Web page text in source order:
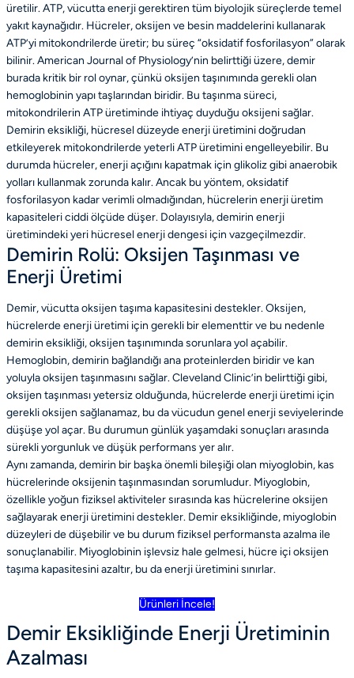
üretilir. ATP, vücutta enerji gerektiren tüm biyolojik süreçlerde temel
yakıt kaynağıdır. Hücreler, oksijen ve besin maddelerini kullanarak
ATP’yi mitokondrilerde üretir; bu süreç “oksidatif fosforilasyon” olarak
bilinir. American Journal of Physiology’nin belirttiği üzere, demir
burada kritik bir rol oynar, çünkü oksijen taşınımında gerekli olan
hemoglobinin yapı taşlarından biridir. Bu taşınma süreci,
mitokondrilerin ATP üretiminde ihtiyaç duyduğu oksijeni sağlar.
Demirin eksikliği, hücresel düzeyde enerji üretimini doğrudan
etkileyerek mitokondrilerde yeterli ATP üretimini engelleyebilir. Bu
durumda hücreler, enerji açığını kapatmak için glikoliz gibi anaerobik
yolları kullanmak zorunda kalır. Ancak bu yöntem, oksidatif
fosforilasyon kadar verimli olmadığından, hücrelerin enerji üretim
kapasiteleri ciddi ölçüde düşer. Dolayısıyla, demirin enerji
üretimindeki yeri hücresel enerji dengesi için vazgeçilmezdir.
Demirin Rolü: Oksijen Taşınması ve
Enerji Üretimi
Demir, vücutta oksijen taşıma kapasitesini destekler. Oksijen,
hücrelerde enerji üretimi için gerekli bir elementtir ve bu nedenle
demirin eksikliği, oksijen taşınımında sorunlara yol açabilir.
Hemoglobin, demirin bağlandığı ana proteinlerden biridir ve kan
yoluyla oksijen taşınmasını sağlar. Cleveland Clinic’in belirttiği gibi,
oksijen taşınması yetersiz olduğunda, hücrelerde enerji üretimi için
gerekli oksijen sağlanamaz, bu da vücudun genel enerji seviyelerinde
düşüşe yol açar. Bu durumun günlük yaşamdaki sonuçları arasında
sürekli yorgunluk ve düşük performans yer alır.
Aynı zamanda, demirin bir başka önemli bileşiği olan miyoglobin, kas
hücrelerinde oksijenin taşınmasından sorumludur. Miyoglobin,
özellikle yoğun fiziksel aktiviteler sırasında kas hücrelerine oksijen
sağlayarak enerji üretimini destekler. Demir eksikliğinde, miyoglobin
düzeyleri de düşebilir ve bu durum fiziksel performansta azalma ile
sonuçlanabilir. Miyoglobinin işlevsiz hale gelmesi, hücre içi oksijen
taşıma kapasitesini azaltır, bu da enerji üretimini sınırlar.
Ürünleri İncele!
Demir Eksikliğinde Enerji Üretiminin
Azalması